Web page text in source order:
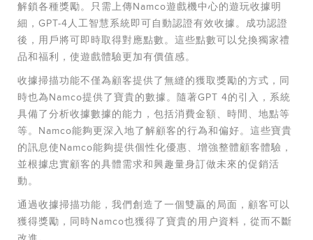
解鎖各種獎勵。只需上傳Namco遊戲機中心的遊玩收據明
細，GPT-4人工智慧系統即可自動認證有效收據。成功認證
後，用戶將可即時取得對應點數。這些點數可以兌換獨家禮
品和福利，使遊戲體驗更加有價值感。
收據掃描功能不僅為顧客提供了無縫的獲取獎勵的方式，同
時也為Namco提供了寶貴的數據。隨著GPT 4的引入，系統
具備了分析收據數據的能力，包括消費金額、時間、地點等
等。Namco能夠更深入地了解顧客的行為和偏好。這些寶貴
的訊息使Namco能夠提供個性化優惠、增強整體顧客體驗，
並根據忠實顧客的具體需求和興趣量身訂做未來的促銷活
動。
通過收據掃描功能，我們創造了一個雙贏的局面，顧客可以
獲得獎勵，同時Namco也獲得了寶貴的用户資料，從而不斷